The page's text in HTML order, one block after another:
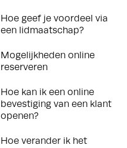
Hoe geef je voordeel via
een lidmaatschap?
Mogelijkheden online
reserveren
Hoe kan ik een online
bevestiging van een klant
openen?
Hoe verander ik het